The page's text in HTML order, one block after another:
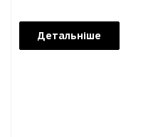
Детальніше